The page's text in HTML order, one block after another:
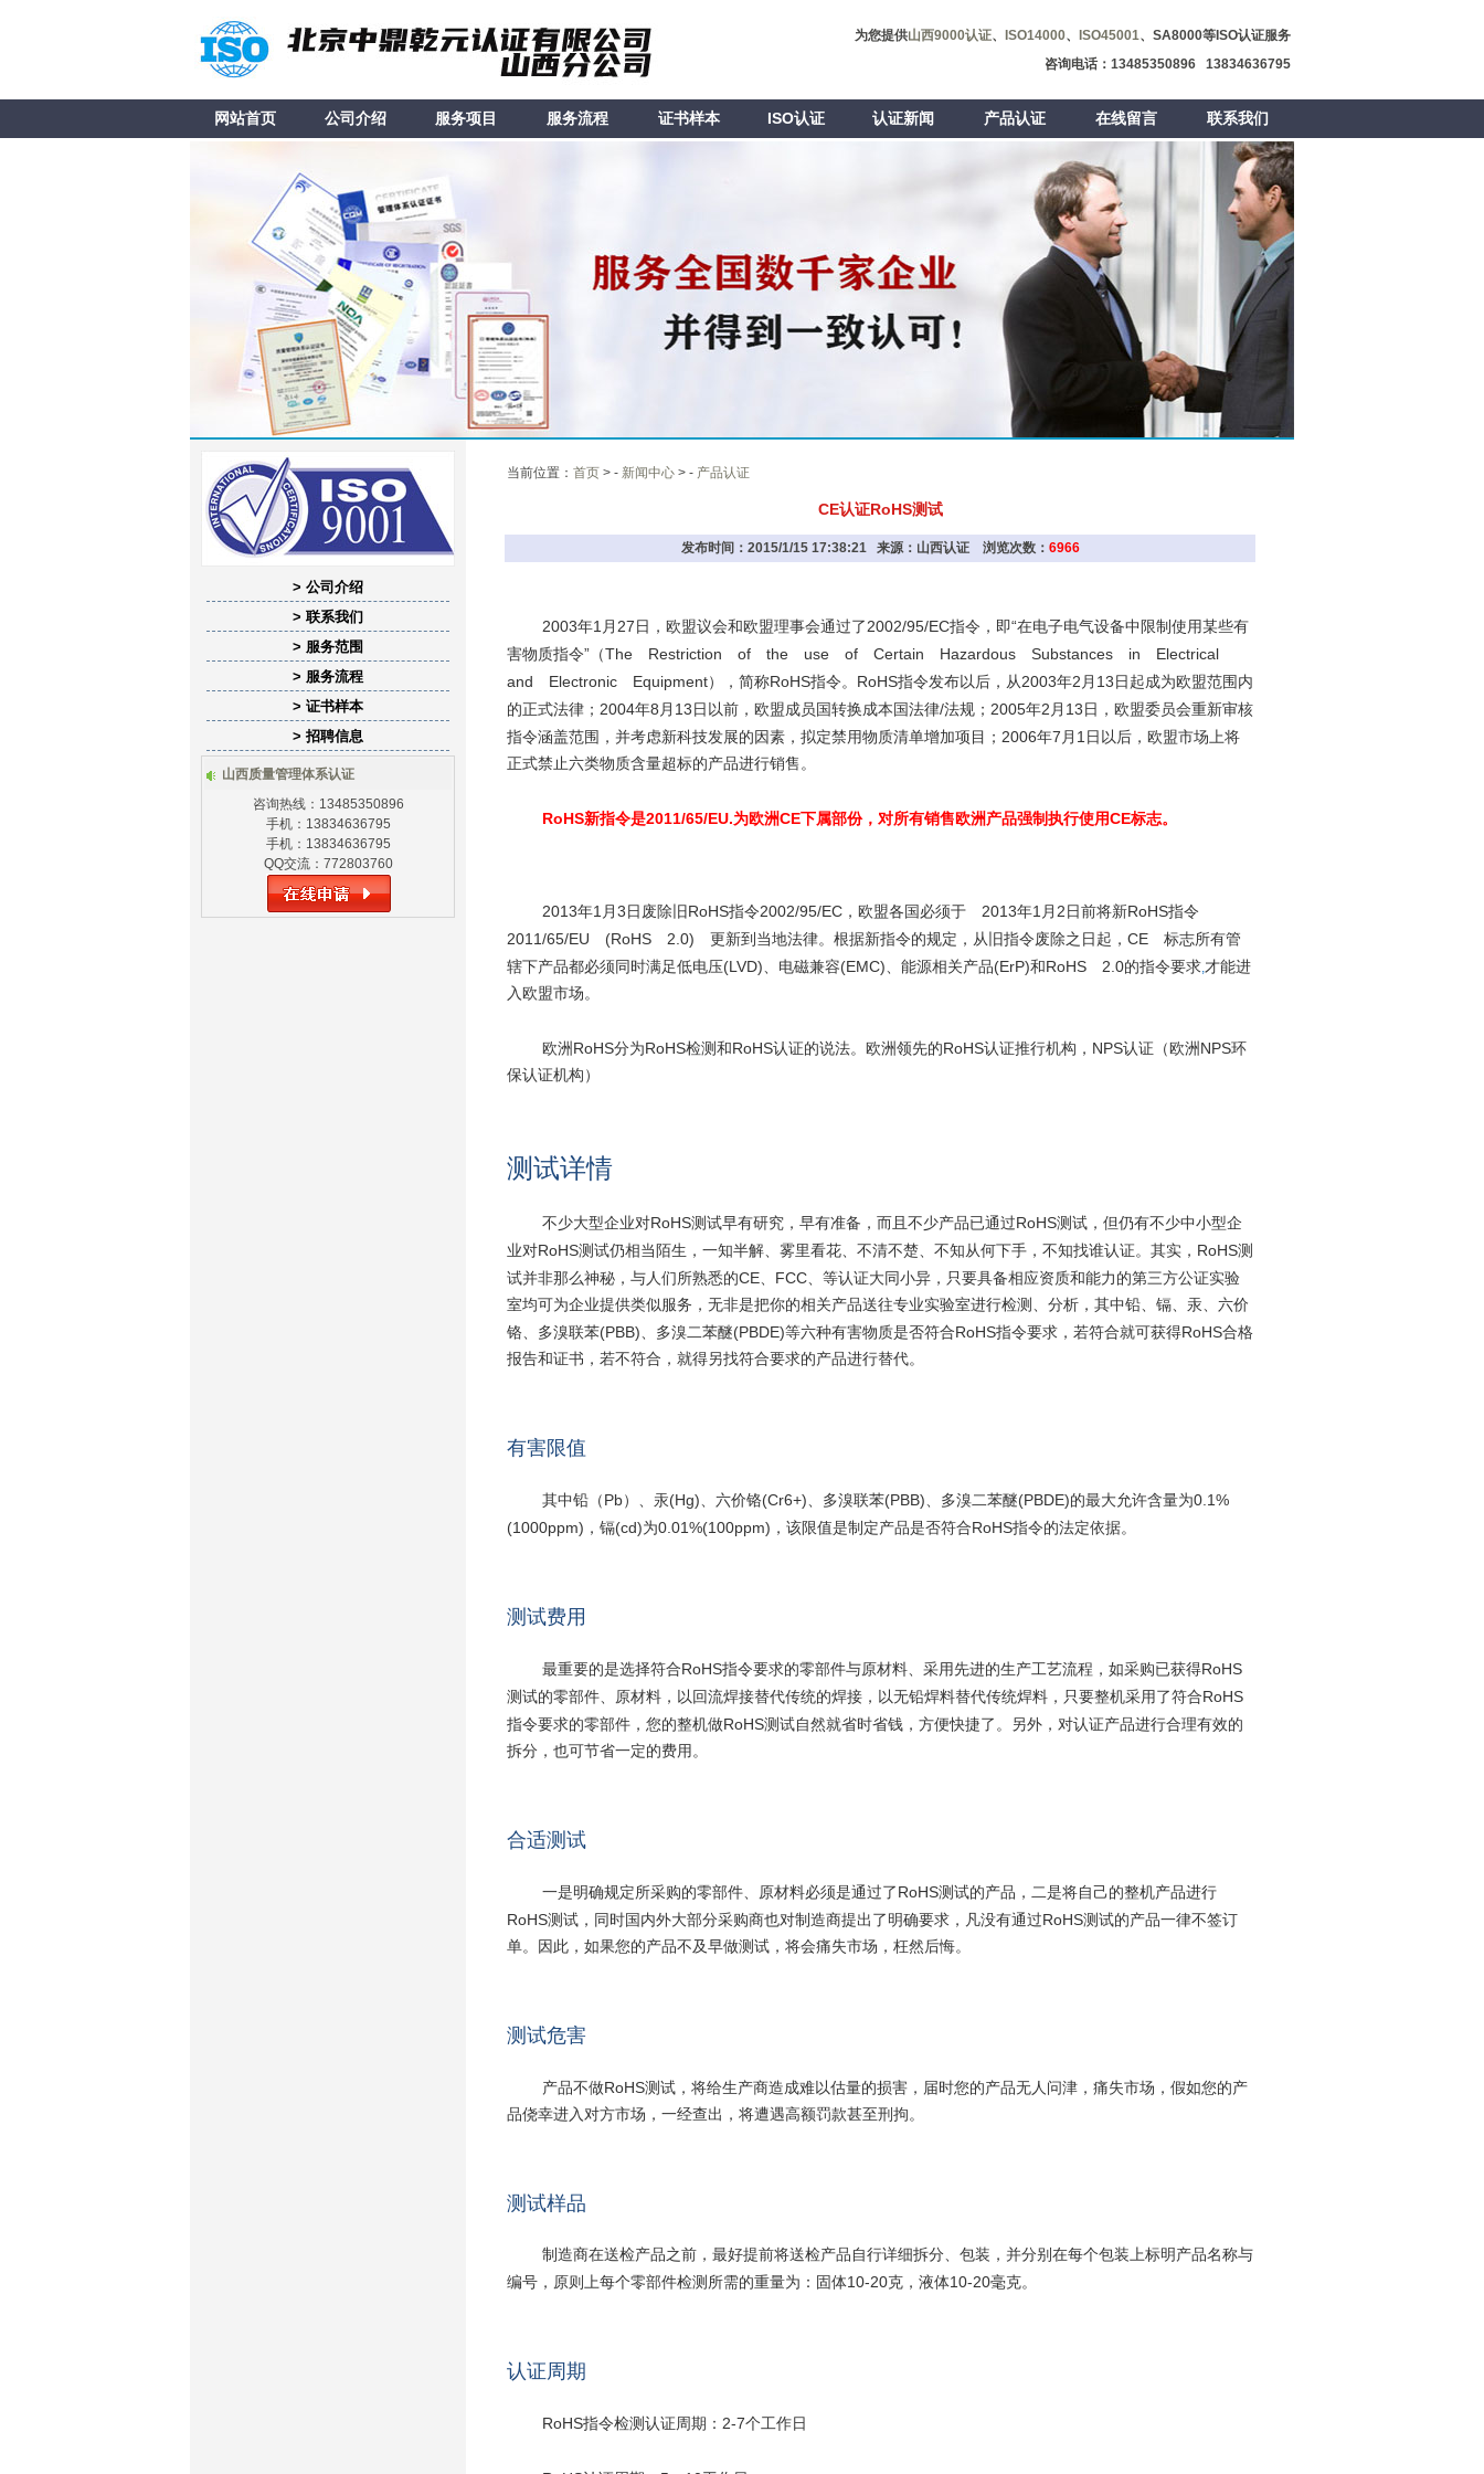
为您提供山西9000认证、 ISO14000、 ISO45001、SA8000等ISO认证服务
咨询电话：13485350896 13834636795
网站首页 公司介绍 服务项目 服务流程 证书样本 ISO认证 认证新闻 产品认证 在线留言 联系我们
> 公司介绍
> 联系我们
> 服务范围
> 服务流程
> 证书样本
> 招聘信息
山西质量管理体系认证
咨询热线：13485350896
手机：13834636795
手机：13834636795
QQ交流：772803760
当前位置： 首页 > - 新闻中心 > - 产品认证
CE认证RoHS测试
发布时间：2015/1/15 17:38:21 来源：山西认证 浏览次数： 6966
2003年1 月 27 日，欧盟议会和欧盟理事会通过了 2002/95/EC指令，即“在电子电气设备中限制使用某些有
害物质指令” （The Restriction of the use of Certain Hazardous Substances in Electrical
and Electronic Equipment），简称RoHS指令。 RoHS指令发布以后，从2003年2 月 13 日起成为欧盟范围内
的正式法律； 2004年8 月 13 日以前，欧盟成员国转换成本国法律/法规； 2005年2 月 13 日，欧盟委员会重新审核
指令涵盖范围，并考虑新科技发展的因素，拟定禁用物质清单增加项目； 2006年7 月 1 日以后，欧盟市场上将
正式禁止六类物质含量超标的产品进行销售。
RoHS新指令是2011/65/EU.为欧洲CE下属部份，对所有销售欧洲产品强制执行使用CE标志。
2013年1 月 3 日废除旧 RoHS指令2002/95/EC ，欧盟各国必须于 2013年1 月 2 日前将新RoHS指令
2011/65/EU (RoHS 2.0) 更新到当地法律。根据新指令的规定，从旧指令废除之日起， CE
标志所有管
辖下产品都必须同时满足低电压(LVD)、电磁兼容(EMC)、能源相关产品(ErP)和 RoHS 2.0的指令要求,才能进
入欧盟市场。
欧洲 RoHS分为RoHS检测和 RoHS认证的说法。欧洲领先的RoHS认证推行机构， NPS认证（欧洲 NPS环
保认证机构）
测试详情
不少大型企业对RoHS测试早有研究，早有准备，而且不少产品已通过RoHS测试，但仍有不少中小型企
业对RoHS测试仍相当陌生，一知半解、雾里看花、不清不楚、不知从何下手，不知找谁认证。其实， RoHS测
试并非那么神秘，与人们所熟悉的CE、 FCC、等认证大同小异，只要具备相应资质和能力的第三方公证实验
室均可为企业提供类似服务，无非是把你的相关产品送往专业实验室进行检测、分析，其中铅、镉、汞、六价
铬、多溴联苯(PBB)、多溴二苯醚(PBDE)等六种有害物质是否符合RoHS指令要求，若符合就可获得RoHS合格
报告和证书，若不符合，就得另找符合要求的产品进行替代。
有害限值
其中铅（ Pb）、汞(Hg)、六价铬(Cr6+)、多溴联苯(PBB)、多溴二苯醚(PBDE)的最大允许含量为0.1%
(1000ppm) ，镉(cd)为0.01%(100ppm) ，该限值是制定产品是否符合RoHS指令的法定依据。
测试费用
最重要的是选择符合RoHS指令要求的零部件与原材料、采用先进的生产工艺流程，如采购已获得RoHS
测试的零部件、原材料，以回流焊接替代传统的焊接，以无铅焊料替代传统焊料，只要整机采用了符合RoHS
指令要求的零部件，您的整机做RoHS测试自然就省时省钱，方便快捷了。另外，对认证产品进行合理有效的
拆分，也可节省一定的费用。
合适测试
一是明确规定所采购的零部件、原材料必须是通过了 RoHS测试的产品，二是将自己的整机产品进行
RoHS测试，同时国内外大部分采购商也对制造商提出了明确要求，凡没有通过RoHS测试的产品一律不签订
单。因此，如果您的产品不及早做测试，将会痛失市场，枉然后悔。
测试危害
产品不做RoHS测试，将给生产商造成难以估量的损害，届时您的产品无人问津，痛失市场，假如您的产
品侥幸进入对方市场，一经查出，将遭遇高额罚款甚至刑拘。
测试样品
制造商在送检产品之前，最好提前将送检产品自行详细拆分、包装，并分别在每个包装上标明产品名称与
编号，原则上每个零部件检测所需的重量为：固体10-20克，液体10-20毫克。
认证周期
RoHS指令检测认证周期： 2-7个工作日